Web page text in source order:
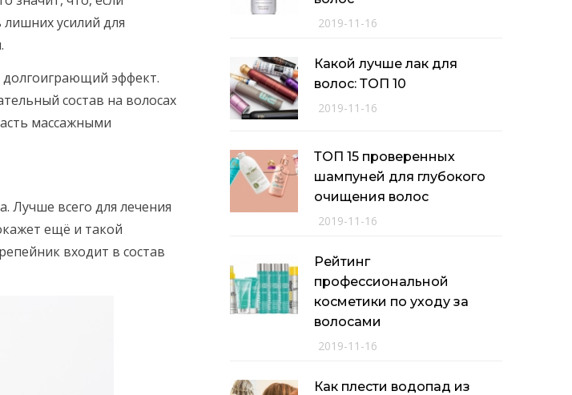
усилий для
долгоиграющий эффект.
состав на волосах
массажными
Лучше всего для лечения
ещё и такой
входит в состав
2019-11-16
Какой лучше лак для
волос: ТОП 10
2019-11-16
ТОП 15 проверенных
шампуней для глубокого
очищения волос
2019-11-16
Рейтинг
профессиональной
косметики по уходу за
волосами
2019-11-16
Как плести водопад из